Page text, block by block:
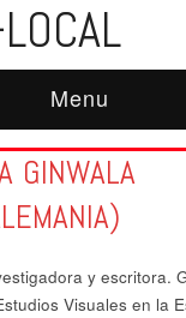
Menu
GINWALA
y escritora.
Visuales en la